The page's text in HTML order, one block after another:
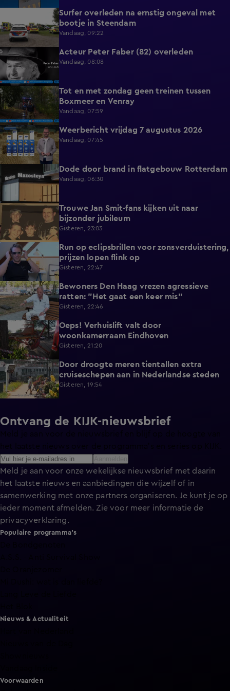
Surfer overleden na ernstig ongeval met
bootje in Steendam
Vandaag, 09:22
0:59 Acteur Peter Faber (82) overleden
Vandaag, 08:08
0:36
Tot en met zondag geen treinen tussen
Boxmeer en Venray
Vandaag, 07:59
2:26 Weerbericht vrijdag 7 augustus 2026
Vandaag, 07:45
Dode door brand in flatgebouw Rotterdam
Vandaag, 06:30
1:59
Trouwe Jan Smit-fans kijken uit naar
bijzonder jubileum
Gisteren, 23:03
2:06
Run op eclipsbrillen voor zonsverduistering,
prijzen lopen flink op
Gisteren, 22:47
1:54
Bewoners Den Haag vrezen agressieve
ratten: "Het gaat een keer mis"
Gisteren, 22:46
0:58
Oeps! Verhuislift valt door
woonkamerraam Eindhoven
Gisteren, 21:20
2:11
Door droogte meren tientallen extra
cruiseschepen aan in Nederlandse steden
Gisteren, 19:54
Ontvang de KIJK-nieuwsbrief
Meld je aan voor de nieuwsbrief en blijf op de hoogte van
Meld je aan voor onze wekelijkse nieuwsbrief met daarin
het laatste nieuws en aanbiedingen die wijzelf of in
samenwerking met onze partners organiseren. Je kunt je op
ieder moment afmelden. Zie voor meer informatie de
privacyverklaring.
Populaire programma's
Nieuws & Actualiteit
Voorwaarden